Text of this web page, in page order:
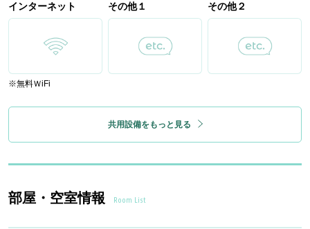
インターネット
※無料ＷiFi
その他１ その他２
共用設備をもっと見る
部屋・空室情報 Room List